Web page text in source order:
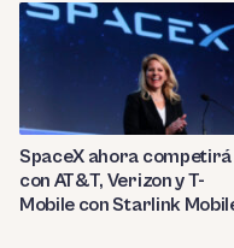
SpaceX ahora competirá
con AT&T, Verizon y T-
Mobile con Starlink